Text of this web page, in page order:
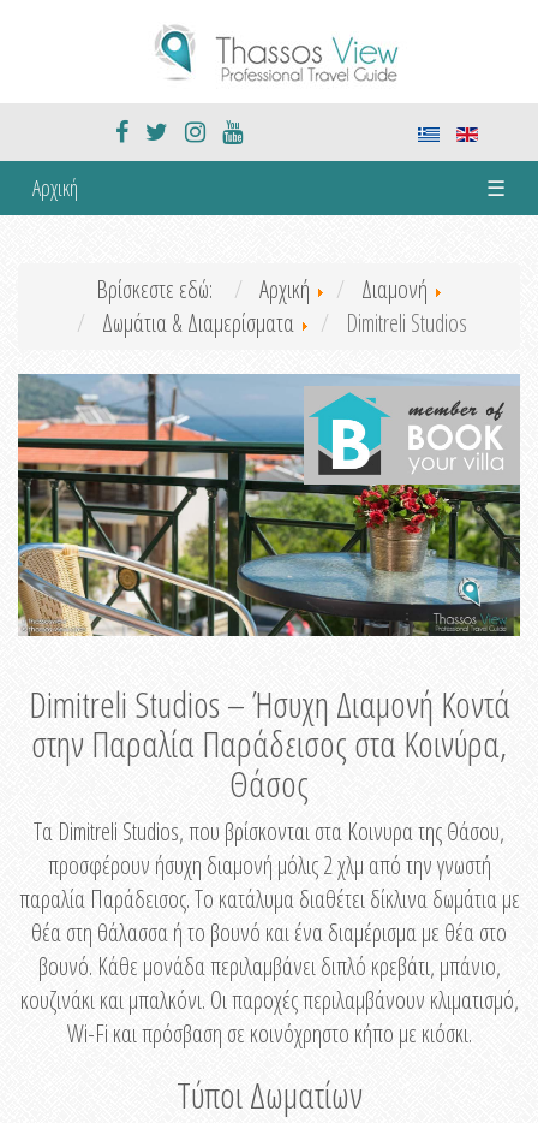
Αρχική ☰
Βρίσκεστε εδώ: Αρχική
Διαμονή
Δωμάτια & Διαμερίσματα
Dimitreli Studios
Dimitreli Studios – Ήσυχη Διαμονή Κοντά
στην Παραλία Παράδεισος στα Κοινύρα,
Θάσος
Τα Dimitreli Studios, που βρίσκονται στα Κοινυρα της Θάσου,
προσφέρουν ήσυχη διαμονή μόλις 2 χλμ από την γνωστή
παραλία Παράδεισος. Το κατάλυμα διαθέτει δίκλινα δωμάτια με
θέα στη θάλασσα ή το βουνό και ένα διαμέρισμα με θέα στο
βουνό. Κάθε μονάδα περιλαμβάνει διπλό κρεβάτι, μπάνιο,
κουζινάκι και μπαλκόνι. Οι παροχές περιλαμβάνουν κλιματισμό,
Wi-Fi και πρόσβαση σε κοινόχρηστο κήπο με κιόσκι.
Τύποι Δωματίων